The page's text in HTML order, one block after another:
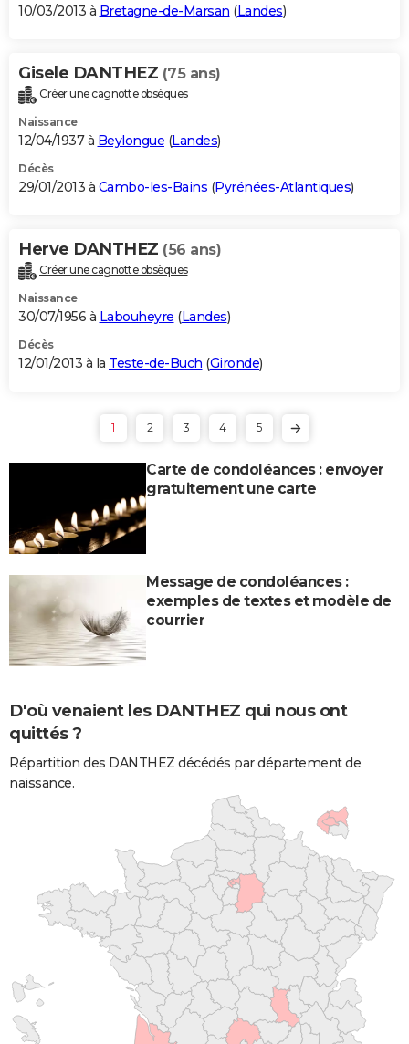
10/03/2013 à Bretagne-de-Marsan (Landes)
Gisele DANTHEZ (75 ans)
Créer une cagnotte obsèques
Naissance
12/04/1937 à Beylongue (Landes)
Décès
29/01/2013 à Cambo-les-Bains (Pyrénées-Atlantiques)
Herve DANTHEZ (56 ans)
Créer une cagnotte obsèques
Naissance
30/07/1956 à Labouheyre (Landes)
Décès
12/01/2013 à la Teste-de-Buch (Gironde)
1 2 3 4 5
Carte de condoléances : envoyer
gratuitement une carte
Message de condoléances :
exemples de textes et modèle de
courrier
D'où venaient les DANTHEZ qui nous ont
quittés ?
Répartition des DANTHEZ décédés par département de
naissance.